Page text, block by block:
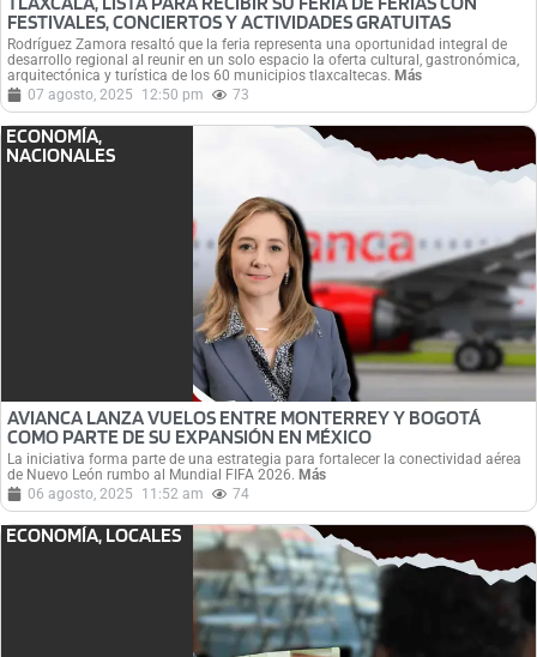
FESTIVALES, CONCIERTOS Y ACTIVIDADES GRATUITAS
Rodríguez Zamora resaltó que la feria representa una oportunidad integral de
desarrollo regional al reunir en un solo espacio la oferta cultural, gastronómica,
arquitectónica y turística de los 60 municipios tlaxcaltecas. Más
07 agosto, 2025
12:50 pm 73
ECONOMÍA,
NACIONALES
AVIANCA LANZA VUELOS ENTRE MONTERREY Y BOGOTÁ
COMO PARTE DE SU EXPANSIÓN EN MÉXICO
La iniciativa forma parte de una estrategia para fortalecer la conectividad aérea
de Nuevo León rumbo al Mundial FIFA 2026. Más
06 agosto, 2025
11:52 am 74
ECONOMÍA, LOCALES